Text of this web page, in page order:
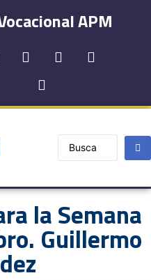
APM
la Semana
Guillermo